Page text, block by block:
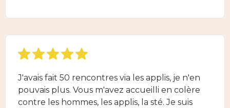
J'avais fait 50 rencontres via les applis, je n'en
pouvais plus. Vous m'avez accueilli en colère
contre les hommes, les applis, la sté. Je suis